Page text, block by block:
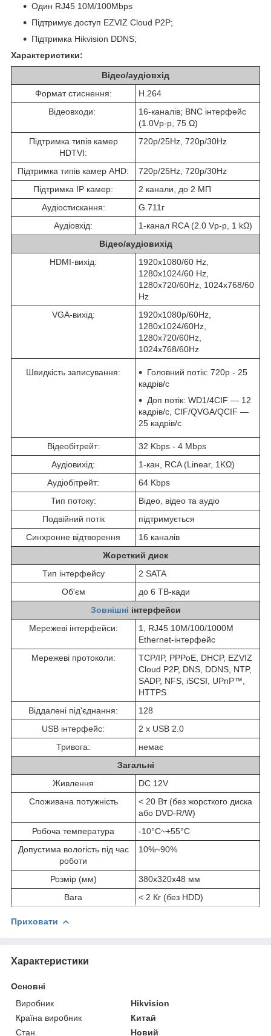
Один RJ45 10M/100Mbps
Підтримує доступ EZVIZ Cloud P2P;
Підтримка Hikvision DDNS;
Характеристики:
Відео/аудіовхід
Формат стиснення:
H.264
Відеовходи:
16-каналів; BNC інтерфейс
(1.0Vp-p, 75 Ω)
Підтримка типів камер
HDTVI:
720p/25Hz, 720p/30Hz
Підтримка типів камер AHD:
720p/25Hz, 720p/30Hz
Підтримка IP камер:
2 канали, до 2 МП
Аудіостискання:
G.711г
Аудіовхід:
1-канал RCA (2.0 Vp-p, 1 kΩ)
Відео/аудіовихід
HDMI-вихід:
1920x1080/60 Hz,
1280x1024/60 Hz,
1280x720/60Hz, 1024x768/60
Hz
VGA-вихід:
1920х1080р/60Hz,
1280х1024/60Hz,
1280х720/60Hz,
1024х768/60Hz
Швидкість записування:
Головний потік: 720р - 25
кадрів/с
Доп потік: WD1/4CIF — 12
кадрів/с, CIF/QVGA/QCIF —
25 кадрів/с
Відеобітрейт:
32 Kbps - 4 Mbps
Аудіовихід:
1-кан, RCA (Linear, 1KΩ)
Аудіобітрейт:
64 Kbps
Тип потоку:
Відео, відео та аудіо
Подвійний потік
підтримується
Синхронне відтворення
16 каналів
Жорсткий диск
Тип інтерфейсу
2 SATA
Об'єм
до 6 TB-кади
Зовнішні інтерфейси
Мережеві інтерфейси:
1, RJ45 10M/100/1000M
Ethernet-інтерфейс
Мережеві протоколи:
TCP/IP, PPPoE, DHCP, EZVIZ
Cloud P2P, DNS, DDNS, NTP,
SADP, NFS, iSCSI, UPnP™,
HTTPS
Віддалені під'єднання:
128
USB інтерфейс:
2 х USB 2.0
Тривога:
немає
Загальні
Живлення
DC 12V
Споживана потужність
< 20 Вт (без жорсткого диска
або DVD-R/W)
Робоча температура
-10°C~+55°C
Допустима вологість під час
роботи
10%~90%
Розмір (мм)
380x320x48 мм
Вага
< 2 Кг (без HDD)
Приховати
Характеристики
Основні
Виробник
Hikvision
Країна виробник
Китай
Стан
Новий